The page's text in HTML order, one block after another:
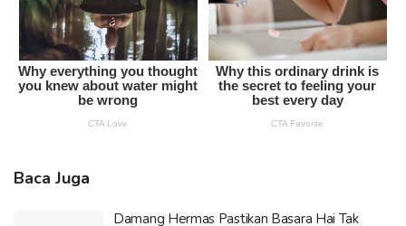
Baca Juga
Damang Hermas Pastikan Basara Hai Tak